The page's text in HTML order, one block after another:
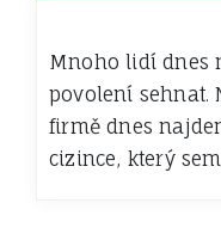
Mnoho lidí dnes
povolení sehnat.
firmě dnes
cizince, který